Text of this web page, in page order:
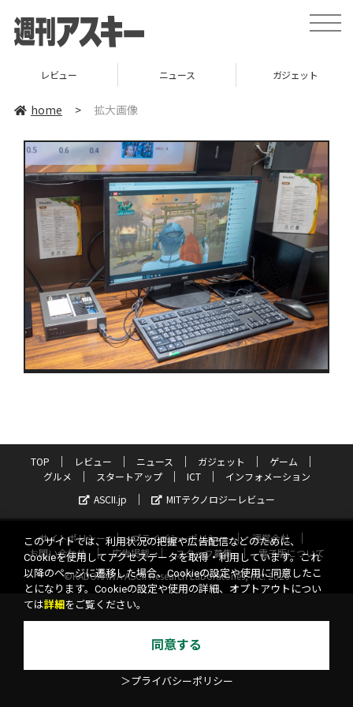
toggle
レビュー ニュース ガジェット
home > 拡大画像
TOP レビュー ニュース ガジェット
ゲーム
グルメ
スタートアップ ICT
インフォメーション
ASCII.jp
MITテクノロジーレビュー
サイトポリシー プライバシーポリシー
運営会社
お問い合わせ
広告掲載 スタッフ募集
電子版について
©KADOKAWA ASCII Research Laboratories, Inc. 2026
このサイトでは、利用状況の把握や広告配信などのために、
Cookieを使用してアクセスデータを取得・利用しています。これ
以降のページに遷移した場合、Cookieの設定や使用に同意したこ
とになります。Cookieの設定や使用の詳細、オプトアウトについ
ては詳細 をご覧ください。
同意する
＞プライバシーポリシー